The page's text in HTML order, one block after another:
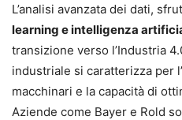
L’analisi avanzata dei dati,
learning e intelligenza
transizione verso l’Industria
industriale si caratterizza per
macchinari e la capacità di
Aziende come Bayer e Rold